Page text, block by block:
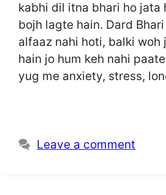
kabhi dil itna bhari ho jata
bojh lagte hain. Dard
alfaaz nahi hoti, balki woh
hain jo hum keh nahi
yug me anxiety, stress,
Leave a comment